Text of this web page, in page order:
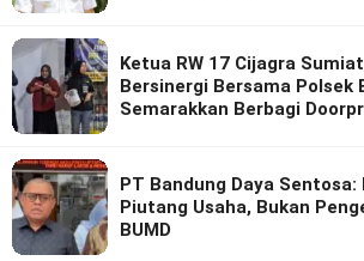
Ketua RW 17 Cijagra
Bersinergi Bersama Polsek
Semarakkan Berbagi
PT Bandung Daya
Piutang Usaha, Bukan
BUMD